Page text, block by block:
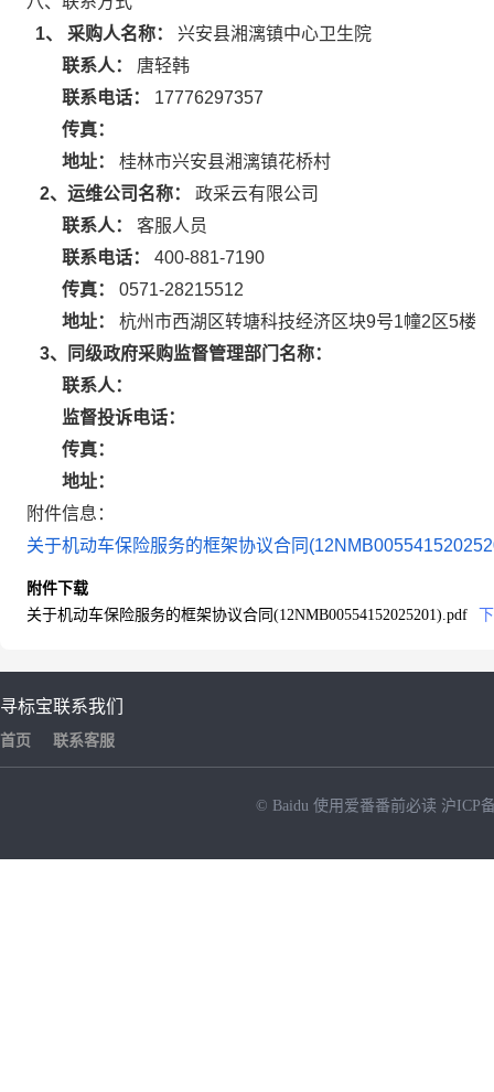
1、 采购人名称：
兴安县湘漓镇中心卫生院
联系人：
唐轻韩
联系电话：
17776297357
传真：
地址：
桂林市兴安县湘漓镇花桥村
2、运维公司名称：
政采云有限公司
联系人：
客服人员
联系电话：
400-881-7190
传真：
0571-28215512
地址：
杭州市西湖区转塘科技经济区块9号1幢2区5楼
3、同级政府采购监督管理部门名称：
联系人：
监督投诉电话：
传真：
地址：
附件信息：
关于机动车保险服务的框架协议合同
附件下载
关于机动车保险服务的框架协议合同(12NMB00554152025201).pdf
寻标宝
首页
联系我们
联系客服
© Baidu 使用爱番番前必读 沪ICP